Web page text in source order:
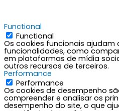
Functional
Functional
Os cookies funcionais ajudam
funcionalidades, como
em plataformas de mídia
outros recursos de terceiros.
Performance
Performance
Os cookies de desempenho
compreender e analisar os
desempenho do site, o que